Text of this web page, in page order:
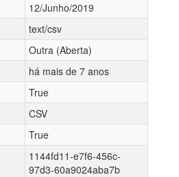
12/Junho/2019
text/csv
Outra (Aberta)
há mais de 7 anos
True
CSV
True
1144fd11-e7f6-456c-
97d3-60a9024aba7b